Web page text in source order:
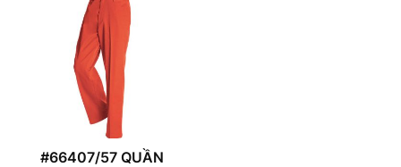
#66407/57 QUẦN